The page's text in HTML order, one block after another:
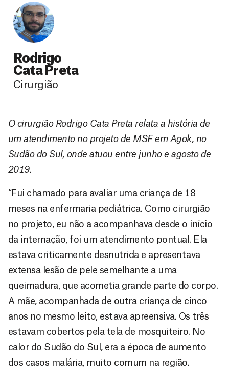
Rodrigo
Cata Preta
Cirurgião
O cirurgião Rodrigo Cata Preta relata a história de
um atendimento no projeto de MSF em Agok, no
Sudão do Sul, onde atuou entre junho e agosto de
2019.
“Fui chamado para avaliar uma criança de 18
meses na enfermaria pediátrica. Como cirurgião
no projeto, eu não a acompanhava desde o início
da internação, foi um atendimento pontual. Ela
estava criticamente desnutrida e apresentava
extensa lesão de pele semelhante a uma
queimadura, que acometia grande parte do corpo.
A mãe, acompanhada de outra criança de cinco
anos no mesmo leito, estava apreensiva. Os três
estavam cobertos pela tela de mosquiteiro. No
calor do Sudão do Sul, era a época de aumento
dos casos malária, muito comum na região.